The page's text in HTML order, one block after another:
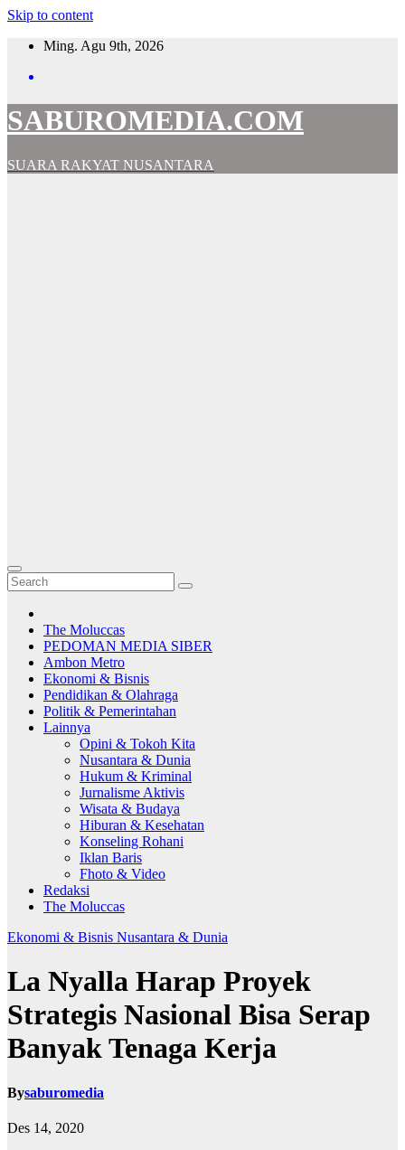
Skip to content
Ming. Agu 9th, 2026
SABUROMEDIA.COM
SUARA RAKYAT NUSANTARA
The Moluccas
PEDOMAN MEDIA SIBER
Ambon Metro
Ekonomi & Bisnis
Pendidikan & Olahraga
Politik & Pemerintahan
Lainnya
Opini & Tokoh Kita
Nusantara & Dunia
Hukum & Kriminal
Jurnalisme Aktivis
Wisata & Budaya
Hiburan & Kesehatan
Konseling Rohani
Iklan Baris
Fhoto & Video
Redaksi
The Moluccas
Ekonomi & Bisnis Nusantara & Dunia
La Nyalla Harap Proyek
Strategis Nasional Bisa Serap
Banyak Tenaga Kerja
Bysaburomedia
Des 14, 2020